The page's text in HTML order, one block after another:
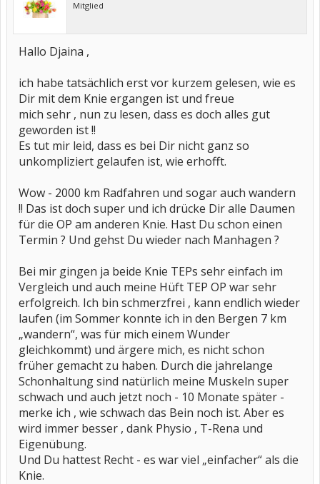
Mitglied
Hallo Djaina ,
ich habe tatsächlich erst vor kurzem gelesen, wie es
Dir mit dem Knie ergangen ist und freue
mich sehr , nun zu lesen, dass es doch alles gut
geworden ist !!
Es tut mir leid, dass es bei Dir nicht ganz so
unkompliziert gelaufen ist, wie erhofft.
Wow - 2000 km Radfahren und sogar auch wandern
!! Das ist doch super und ich drücke Dir alle Daumen
für die OP am anderen Knie. Hast Du schon einen
Termin ? Und gehst Du wieder nach Manhagen ?
Bei mir gingen ja beide Knie TEPs sehr einfach im
Vergleich und auch meine Hüft TEP OP war sehr
erfolgreich. Ich bin schmerzfrei , kann endlich wieder
laufen (im Sommer konnte ich in den Bergen 7 km
„wandern“, was für mich einem Wunder
gleichkommt) und ärgere mich, es nicht schon
früher gemacht zu haben. Durch die jahrelange
Schonhaltung sind natürlich meine Muskeln super
schwach und auch jetzt noch - 10 Monate später -
merke ich , wie schwach das Bein noch ist. Aber es
wird immer besser , dank Physio , T-Rena und
Eigenübung.
Und Du hattest Recht - es war viel „einfacher“ als die
Knie.